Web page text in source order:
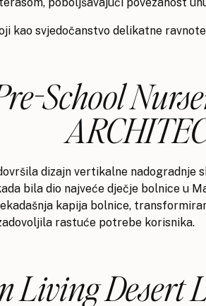
kao svjedočanstvo delikatne
School
dizajn vertikalne nadogradnje
bila dio najveće dječje bolnice u
kapija bolnice,
rastuće potrebe korisnika.
Living Desert